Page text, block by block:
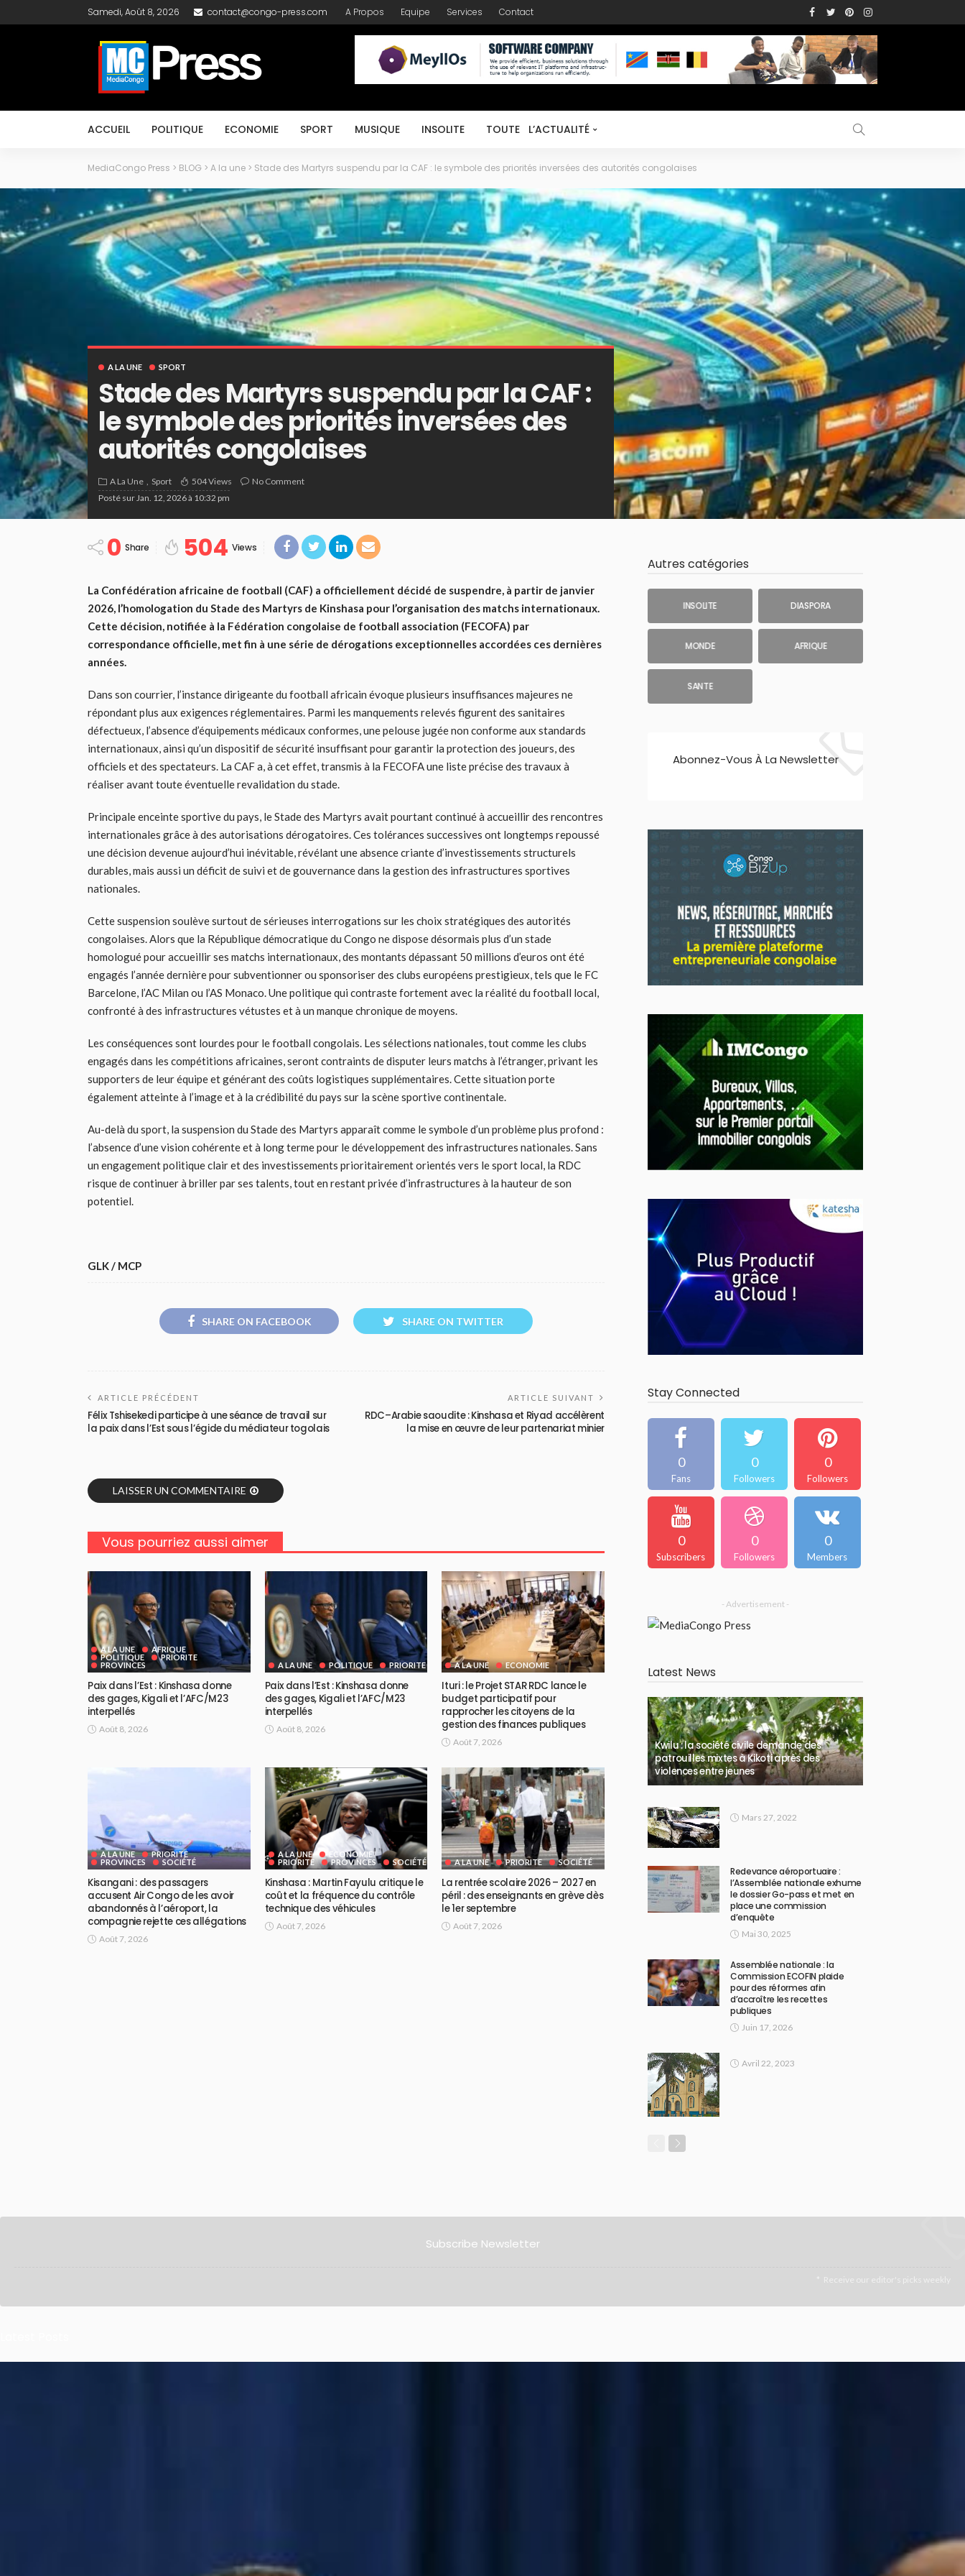
Samedi, Août 8, 2026 contact@congo-press.com A Propos Equipe Services Contact
ACCUEIL POLITIQUE ECONOMIE SPORT MUSIQUE INSOLITE TOUTE L’ACTUALITÉ
MediaCongo Press > BLOG > A la une > Stade des Martyrs suspendu par la CAF : le symbole des priorités inversées des autorités congolaises
A LA UNE SPORT
Stade des Martyrs suspendu par la CAF :
le symbole des priorités inversées des
autorités congolaises
A La Une Sport 504 Views
No Comment
Posté surJan. 12, 2026 à 10:32 pm
0 Share 504 Views
La Confédération africaine de football (CAF) a officiellement décidé de suspendre, à partir de janvier
2026, l’homologation du Stade des Martyrs de Kinshasa pour l’organisation des matchs internationaux.
Cette décision, notifiée à la Fédération congolaise de football association (FECOFA) par
correspondance officielle, met fin à une série de dérogations exceptionnelles accordées ces dernières
années.
Dans son courrier, l’instance dirigeante du football africain évoque plusieurs insuffisances majeures ne
répondant plus aux exigences réglementaires. Parmi les manquements relevés figurent des sanitaires
défectueux, l’absence d’équipements médicaux conformes, une pelouse jugée non conforme aux standards
internationaux, ainsi qu’un dispositif de sécurité insuffisant pour garantir la protection des joueurs, des
officiels et des spectateurs. La CAF a, à cet effet, transmis à la FECOFA une liste précise des travaux à
réaliser avant toute éventuelle revalidation du stade.
Principale enceinte sportive du pays, le Stade des Martyrs avait pourtant continué à accueillir des rencontres
internationales grâce à des autorisations dérogatoires. Ces tolérances successives ont longtemps repoussé
une décision devenue aujourd’hui inévitable, révélant une absence criante d’investissements structurels
durables, mais aussi un déficit de suivi et de gouvernance dans la gestion des infrastructures sportives
nationales.
Cette suspension soulève surtout de sérieuses interrogations sur les choix stratégiques des autorités
congolaises. Alors que la République démocratique du Congo ne dispose désormais plus d’un stade
homologué pour accueillir ses matchs internationaux, des montants dépassant 50 millions d’euros ont été
engagés l’année dernière pour subventionner ou sponsoriser des clubs européens prestigieux, tels que le FC
Barcelone, l’AC Milan ou l’AS Monaco. Une politique qui contraste fortement avec la réalité du football local,
confronté à des infrastructures vétustes et à un manque chronique de moyens.
Les conséquences sont lourdes pour le football congolais. Les sélections nationales, tout comme les clubs
engagés dans les compétitions africaines, seront contraints de disputer leurs matchs à l’étranger, privant les
supporters de leur équipe et générant des coûts logistiques supplémentaires. Cette situation porte
également atteinte à l’image et à la crédibilité du pays sur la scène sportive continentale.
Au-delà du sport, la suspension du Stade des Martyrs apparaît comme le symbole d’un problème plus profond :
l’absence d’une vision cohérente et à long terme pour le développement des infrastructures nationales. Sans
un engagement politique clair et des investissements prioritairement orientés vers le sport local, la RDC
risque de continuer à briller par ses talents, tout en restant privée d’infrastructures à la hauteur de son
potentiel.
GLK / MCP
SHARE ON FACEBOOK SHARE ON TWITTER
ARTICLE PRÉCÉDENT
Félix Tshisekedi participe à une séance de travail sur
la paix dans l’Est sous l’égide du médiateur togolais
ARTICLE SUIVANT
RDC–Arabie saoudite : Kinshasa et Riyad accélèrent
la mise en œuvre de leur partenariat minier
LAISSER UN COMMENTAIRE
Vous pourriez aussi aimer
A LA UNE
AFRIQUE
POLITIQUE
PRIORITE
PROVINCES
Paix dans l’Est : Kinshasa donne
des gages, Kigali et l’AFC/M23
interpellés
Août 8, 2026
A LA UNE POLITIQUE PRIORITE
Paix dans l’Est : Kinshasa donne
des gages, Kigali et l’AFC/M23
interpellés
Août 8, 2026
A LA UNE ECONOMIE
Ituri : le Projet STAR RDC lance le
budget participatif pour
rapprocher les citoyens de la
gestion des finances publiques
Août 7, 2026
A LA UNE
PRIORITE
PROVINCES
SOCIÉTÉ
Kisangani : des passagers
accusent Air Congo de les avoir
abandonnés à l’aéroport, la
compagnie rejette ces allégations
Août 7, 2026
A LA UNE
ECONOMIE
PRIORITE
PROVINCES SOCIÉTÉ
Kinshasa : Martin Fayulu critique le
coût et la fréquence du contrôle
technique des véhicules
Août 7, 2026
A LA UNE PRIORITE SOCIÉTÉ
La rentrée scolaire 2026 – 2027 en
péril : des enseignants en grève dès
le 1er septembre
Août 7, 2026
Autres catégories
INSOLITE DIASPORA
MONDE AFRIQUE
SANTE
Abonnez-Vous À La Newsletter
Stay Connected
0
Fans
0
Followers
0
Followers
0
Subscribers
0
Followers
0
Members
- Advertisement -
Latest News
Kwilu : la société civile demande des
patrouilles mixtes à Kikoti après des
violences entre jeunes
Mars 27, 2022
Redevance aéroportuaire :
l’Assemblée nationale exhume
le dossier Go-pass et met en
place une commission
d’enquête
Mai 30, 2025
Assemblée nationale : la
Commission ECOFIN plaide
pour des réformes afin
d’accroître les recettes
publiques
Juin 17, 2026
Avril 22, 2023
Subscribe Newsletter
Receive our editor's picks weekly